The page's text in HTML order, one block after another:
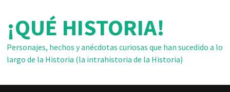
contenido
¡QUÉ HISTORIA!
Personajes, hechos y anécdotas curiosas que han sucedido a lo
largo de la Historia (la intrahistoria de la Historia)